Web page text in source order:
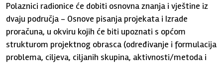
Polaznici radionice će dobiti osnovna znanja i vještine iz
dvaju područja - Osnove pisanja projekata i Izrade
proračuna, u okviru kojih će biti upoznati s općom
strukturom projektnog obrasca (određivanje i formulacija
problema, ciljeva, ciljanih skupina, aktivnosti/metoda i